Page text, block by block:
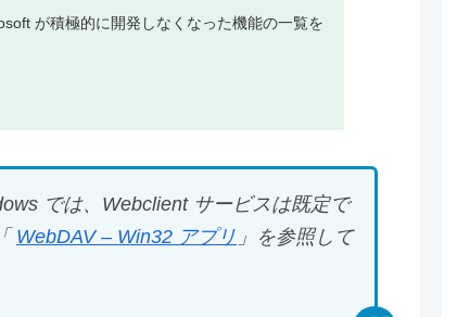
が積極的に開発しなくなった機能の一覧を
では、Webclient サービスは既定で
WebDAV – Win32 アプリ 」を参照して